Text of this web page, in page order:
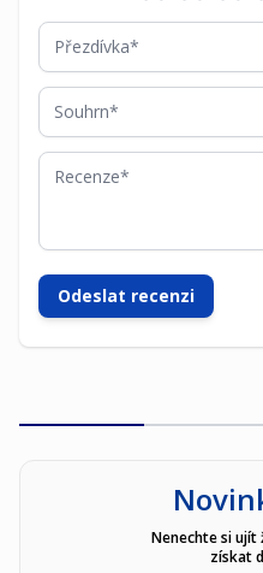
Přezdívka
Souhrn
Recenze
Odeslat recenzi
Nenechte si ujít
získat